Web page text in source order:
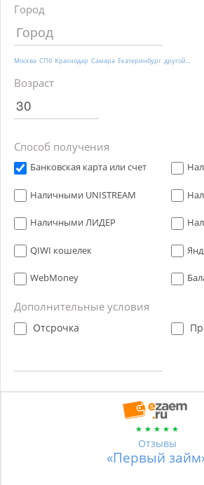
Город
Москва СПб Краснодар Самара Екатеринбург другой...
Возраст
Способ получения
Банковская карта или счет
Наличными UNISTREAM
Наличными ЛИДЕР
QIWI кошелек
WebMoney
Дополнительные условия
Отсрочка
Отзывы
«Первый